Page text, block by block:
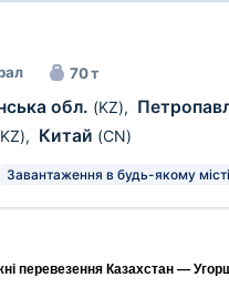
70 т
обл. (KZ),
, Китай (CN)
Завантаження в будь-якому місті
перевезення Казахстан —